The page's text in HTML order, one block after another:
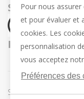
Sur nous
Révocation
Retour et échange
Vie privée
Conditions
Conditions offre
Social media
Nous
Sitemap
Pour nous
et pour évaluer et
cookies. Les
personnalisation
vous acceptez
Préférences des